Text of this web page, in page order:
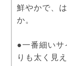
鮮やかで、
か。
●一番細いサ
りも太く見